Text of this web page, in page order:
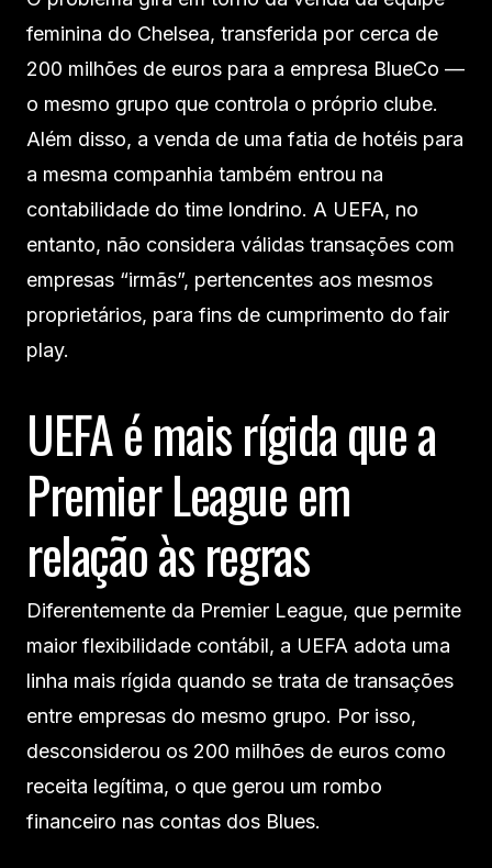
feminina do Chelsea, transferida por cerca de
200 milhões de euros para a empresa BlueCo —
o mesmo grupo que controla o próprio clube.
Além disso, a venda de uma fatia de hotéis para
a mesma companhia também entrou na
contabilidade do time londrino. A UEFA, no
entanto, não considera válidas transações com
empresas “irmãs”, pertencentes aos mesmos
proprietários, para fins de cumprimento do fair
play.
UEFA é mais rígida que a
Premier League em
relação às regras
Diferentemente da Premier League, que permite
maior flexibilidade contábil, a UEFA adota uma
linha mais rígida quando se trata de transações
entre empresas do mesmo grupo. Por isso,
desconsiderou os 200 milhões de euros como
receita legítima, o que gerou um rombo
financeiro nas contas dos Blues.